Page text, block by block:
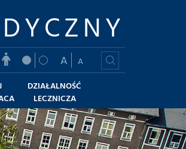
A
A
DZIAŁALNOŚĆ
LECZNICZA